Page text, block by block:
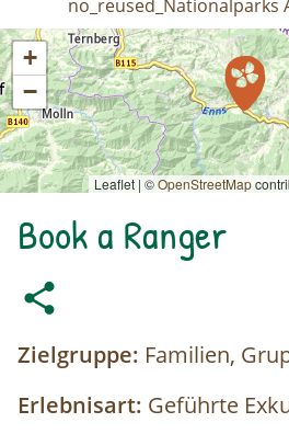
no_reused_Nationalparks
+
−
Leaflet | ©OpenStreetMap
Book a Ranger
Zielgruppe: Familien,
Erlebnisart: Geführte